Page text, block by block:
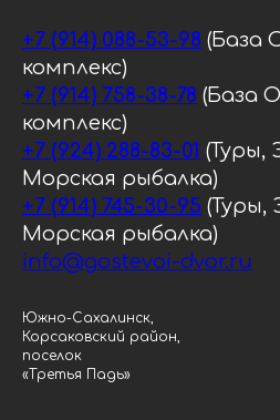
+7 (914) 088-53-98 (База
комплекс)
+7 (914) 758-38-78 (База
комплекс)
+7 (924) 288-83-01 (Туры,
Морская рыбалка)
+7 (914) 745-30-95 (Туры,
Морская рыбалка)
info@gostevoi-dvor.ru
Южно-Сахалинск,
Корсаковский район,
поселок
«Третья Падь»